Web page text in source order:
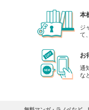
本
ジ
て
お
通
な